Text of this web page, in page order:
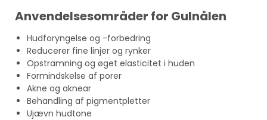
Indonesia
Anvendelsesområder for Gulnålen
Hudforyngelse og -forbedring
Reducerer fine linjer og rynker
Opstramning og øget elasticitet i huden
Formindskelse af porer
Akne og aknear
Behandling af pigmentpletter
Ujævn hudtone